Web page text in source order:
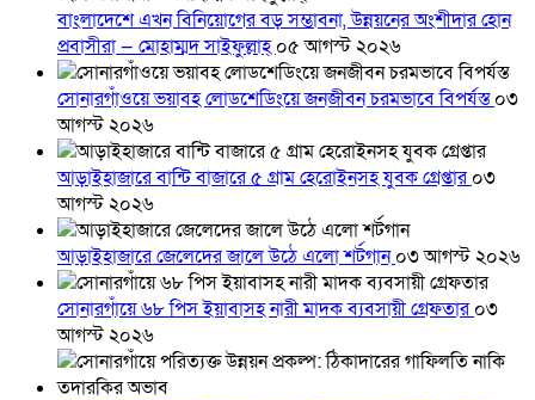
বাংলাদেশে এখন বিনিয়োগের বড় সম্ভাবনা, উন্নয়নের অংশীদার হোন
প্রবাসীরা — মোহাম্মদ সাইফুল্লাহ্০৫ আগস্ট ২০২৬
সোনারগাঁওয়ে ভয়াবহ লোডশেডিংয়ে জনজীবন চরমভাবে বিপর্যস্ত০৩
আগস্ট ২০২৬
আড়াইহাজারে বান্টি বাজারে ৫ গ্রাম হেরোইনসহ যুবক গ্রেপ্তার০৩
আগস্ট ২০২৬
আড়াইহাজারে জেলেদের জালে উঠে এলো শর্টগান০৩ আগস্ট ২০২৬
সোনারগাঁয়ে ৬৮ পিস ইয়াবাসহ নারী মাদক ব্যবসায়ী গ্রেফতার০৩
আগস্ট ২০২৬